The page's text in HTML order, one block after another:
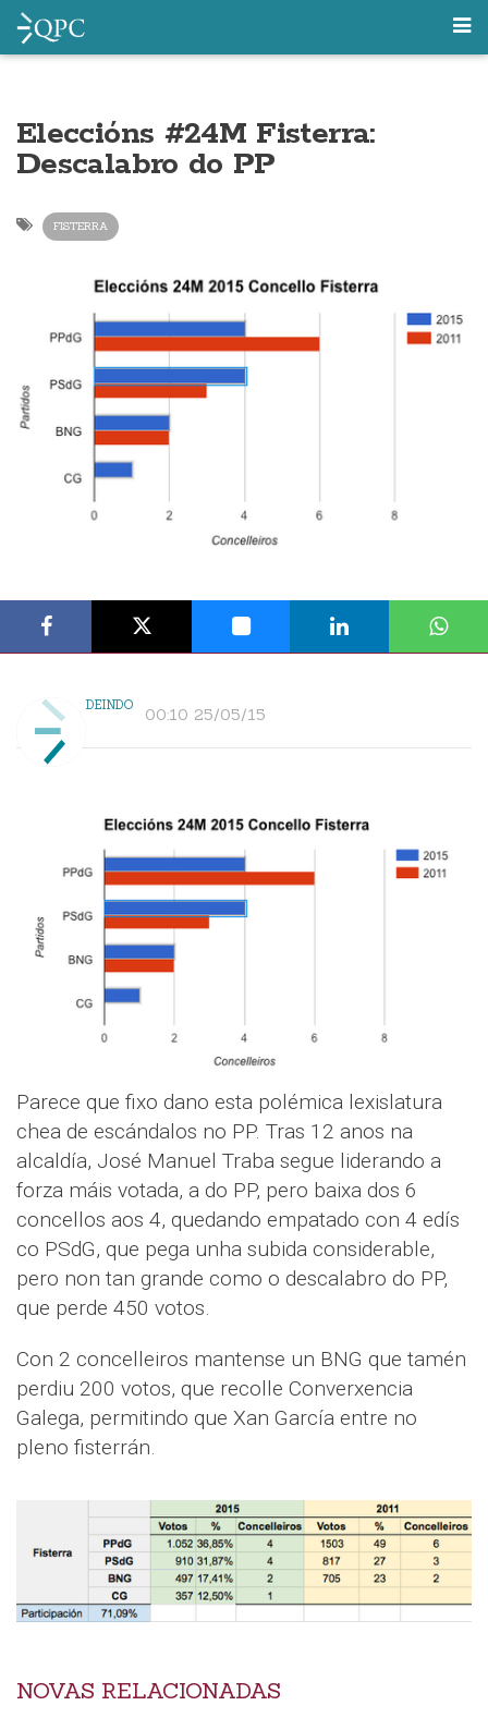
Eleccións #24M Fisterra:
Descalabro do PP
FISTERRA
DEINDO 00:10 25/05/15
Parece que fixo dano esta polémica lexislatura
chea de escándalos no PP. Tras 12 anos na
alcaldía, José Manuel Traba segue liderando a
forza máis votada, a do PP, pero baixa dos 6
concellos aos 4, quedando empatado con 4 edís
co PSdG, que pega unha subida considerable,
pero non tan grande como o descalabro do PP,
que perde 450 votos.
Con 2 concelleiros mantense un BNG que tamén
perdiu 200 votos, que recolle Converxencia
Galega, permitindo que Xan García entre no
pleno fisterrán.
NOVAS RELACIONADAS